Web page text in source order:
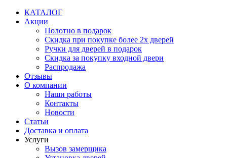
Перейти
содержимому
КАТАЛОГ
Акции
Полотно в подарок
Скидка при покупке более 2х дверей
Ручки для дверей в подарок
Скидка за покупку входной двери
Распродажа
Отзывы
О компании
Наши работы
Контакты
Новости
Статьи
Доставка и оплата
Услуги
Вызов замерщика